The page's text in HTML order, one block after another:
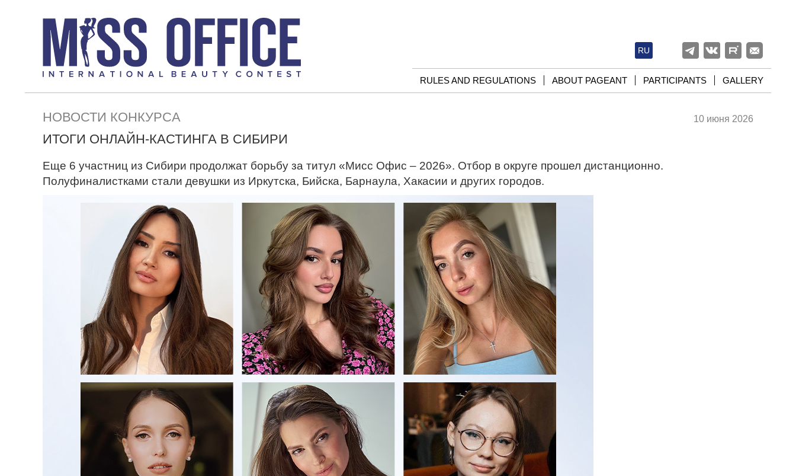
RU
RULES AND REGULATIONS ABOUT PAGEANT PARTICIPANTS GALLERY
НОВОСТИ КОНКУРСА 10 июня 2026
ИТОГИ ОНЛАЙН-КАСТИНГА В СИБИРИ
Еще 6 участниц из Сибири продолжат борьбу за титул «Мисс Офис – 2026». Отбор в округе прошел дистанционно.
Полуфиналистками стали девушки из Иркутска, Бийска, Барнаула, Хакасии и других городов.